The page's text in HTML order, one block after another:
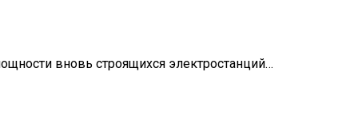
вновь строящихся электростанций…